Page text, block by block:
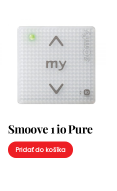
Smoove 1 io Pure
Pridať do košíka